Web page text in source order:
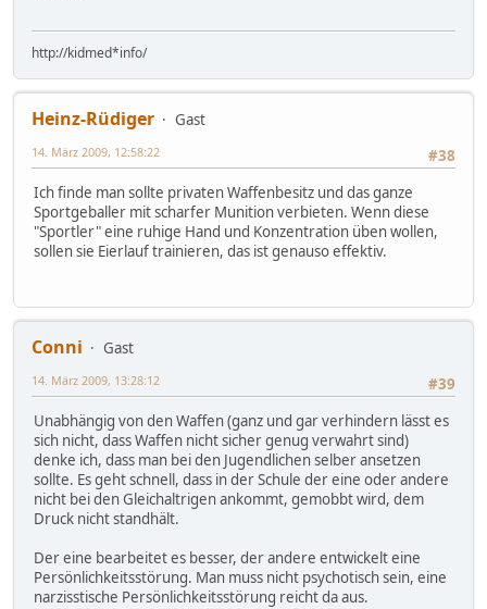
http://kidmed*info/
Heinz-Rüdiger
Gast
#38
14. März 2009, 12:58:22
Ich finde man sollte privaten Waffenbesitz und das ganze
Sportgeballer mit scharfer Munition verbieten. Wenn diese
"Sportler" eine ruhige Hand und Konzentration üben wollen,
sollen sie Eierlauf trainieren, das ist genauso effektiv.
Conni
Gast
#39
14. März 2009, 13:28:12
Unabhängig von den Waffen (ganz und gar verhindern lässt es
sich nicht, dass Waffen nicht sicher genug verwahrt sind)
denke ich, dass man bei den Jugendlichen selber ansetzen
sollte. Es geht schnell, dass in der Schule der eine oder andere
nicht bei den Gleichaltrigen ankommt, gemobbt wird, dem
Druck nicht standhält.
Der eine bearbeitet es besser, der andere entwickelt eine
Persönlichkeitsstörung. Man muss nicht psychotisch sein, eine
narzisstische Persönlichkeitsstörung reicht da aus.